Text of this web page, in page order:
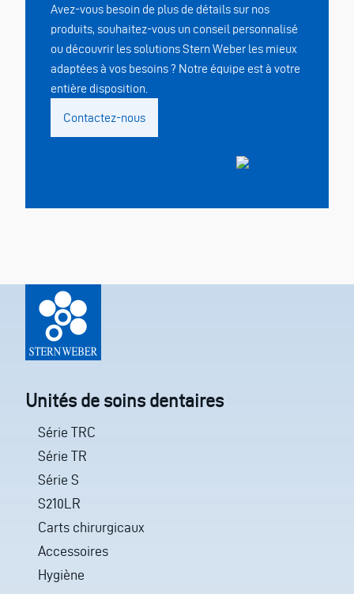
Avez-vous besoin de plus de détails sur nos
produits, souhaitez-vous un conseil personnalisé
ou découvrir les solutions Stern Weber les mieux
adaptées à vos besoins ? Notre équipe est à votre
entière disposition.
Contactez-nous
Unités de soins dentaires
Série TRC
Série TR
Série S
S210LR
Carts chirurgicaux
Accessoires
Hygiène